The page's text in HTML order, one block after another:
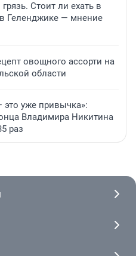
Стоит ли ехать в
Геленджике — мнение
овощного ассорти на
области
уже привычка»:
Владимира Никитина
раз